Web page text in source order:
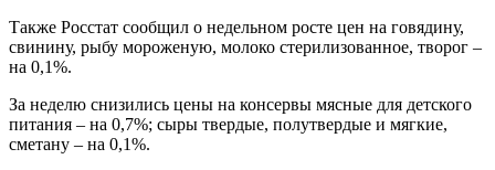
Также Росстат сообщил о недельном росте цен на говядину,
свинину, рыбу мороженую, молоко стерилизованное, творог –
на 0,1%.
За неделю снизились цены на консервы мясные для детского
питания – на 0,7%; сыры твердые, полутвердые и мягкие,
сметану – на 0,1%.